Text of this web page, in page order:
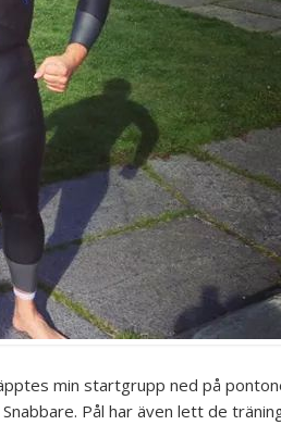
min startgrupp ned på
Pål har även lett de